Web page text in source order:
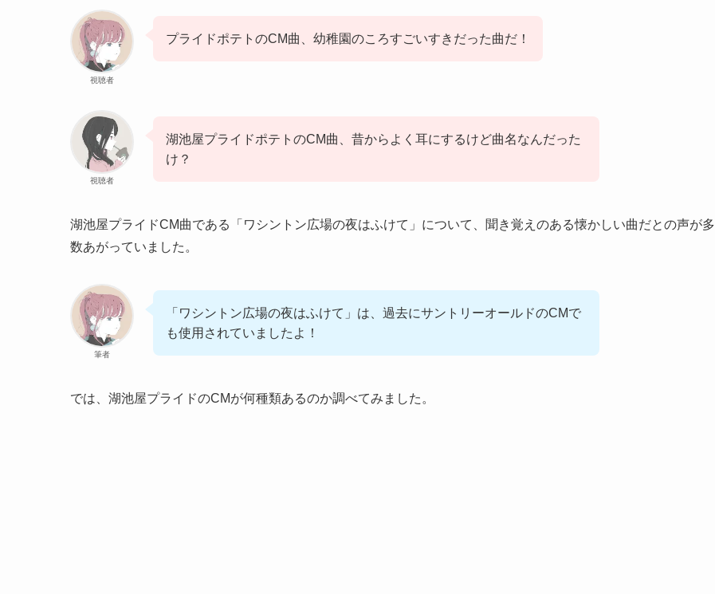
視聴者
プライドポテトのCM曲、幼稚園のころすごいすきだった曲だ！
視聴者
湖池屋プライドポテトのCM曲、昔からよく耳にするけど曲名なんだった
け？
湖池屋プライドCM曲である「ワシントン広場の夜はふけて」について、聞き覚えのある懐かしい曲だとの声が多
数あがっていました。
筆者
「ワシントン広場の夜はふけて」は、過去にサントリーオールドのCMで
も使用されていましたよ！
では、湖池屋プライドのCMが何種類あるのか調べてみました。